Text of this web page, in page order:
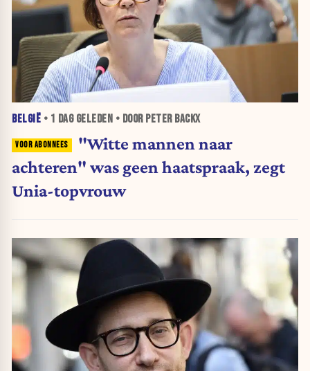
BELGIË • 1 DAGGELEDEN • DOOR PETER BACKX
"Witte mannen naar
achteren" was geen haatspraak, zegt
Unia-topvrouw